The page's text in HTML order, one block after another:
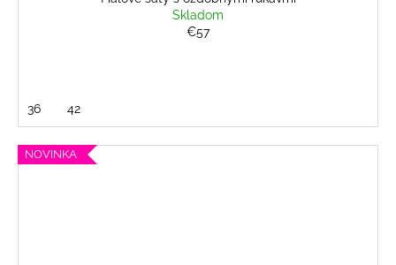
Skladom
€57
36 42
NOVINKA